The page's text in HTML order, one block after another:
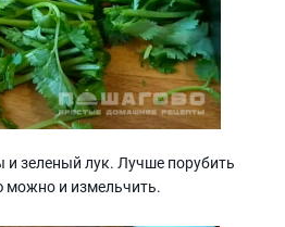
зеленый лук. Лучше порубить
можно и измельчить.